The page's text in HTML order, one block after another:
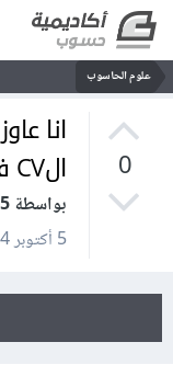
علوم الحاسوب
0
الCV فين؟
بواسطة Ali Ahmed55
5 أكتوبر 2024